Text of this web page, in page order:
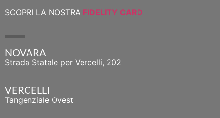
SCOPRI LA NOSTRA FIDELITY CARD
NOVARA
Strada Statale per Vercelli, 202
VERCELLI
Tangenziale Ovest